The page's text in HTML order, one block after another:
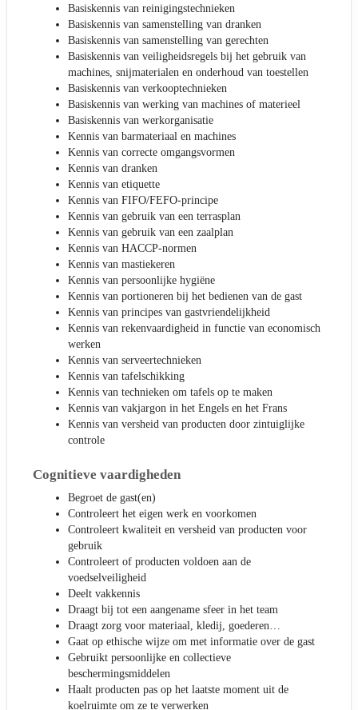
Basiskennis van reinigingstechnieken
Basiskennis van samenstelling van dranken
Basiskennis van samenstelling van gerechten
Basiskennis van veiligheidsregels bij het gebruik van
machines, snijmaterialen en onderhoud van toestellen
Basiskennis van verkooptechnieken
Basiskennis van werking van machines of materieel
Basiskennis van werkorganisatie
Kennis van barmateriaal en machines
Kennis van correcte omgangsvormen
Kennis van dranken
Kennis van etiquette
Kennis van FIFO/FEFO-principe
Kennis van gebruik van een terrasplan
Kennis van gebruik van een zaalplan
Kennis van HACCP-normen
Kennis van mastiekeren
Kennis van persoonlijke hygiëne
Kennis van portioneren bij het bedienen van de gast
Kennis van principes van gastvriendelijkheid
Kennis van rekenvaardigheid in functie van economisch
werken
Kennis van serveertechnieken
Kennis van tafelschikking
Kennis van technieken om tafels op te maken
Kennis van vakjargon in het Engels en het Frans
Kennis van versheid van producten door zintuiglijke
controle
Cognitieve vaardigheden
Begroet de gast(en)
Controleert het eigen werk en voorkomen
Controleert kwaliteit en versheid van producten voor
gebruik
Controleert of producten voldoen aan de
voedselveiligheid
Deelt vakkennis
Draagt bij tot een aangename sfeer in het team
Draagt zorg voor materiaal, kledij, goederen…
Gaat op ethische wijze om met informatie over de gast
Gebruikt persoonlijke en collectieve
beschermingsmiddelen
Haalt producten pas op het laatste moment uit de
koelruimte om ze te verwerken